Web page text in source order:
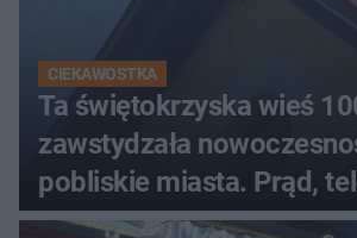
CIEKAWOSTKA
Ta świętokrzyska wieś
zawstydzała
pobliskie miasta. Prąd,
luksusowa auta